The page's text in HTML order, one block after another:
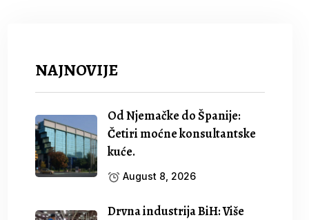
NAJNOVIJE
Od Njemačke do Španije:
Četiri moćne konsultantske
kuće.
August 8, 2026
Drvna industrija BiH: Više